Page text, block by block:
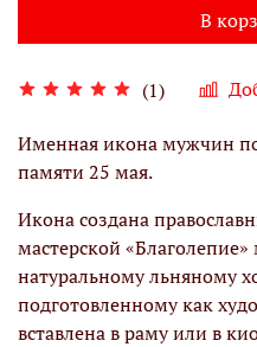
(1)
В
Именная икона мужчин
памяти 25 мая.
Икона создана
мастерской
натуральному льняному
подготовленному как
вставлена в раму или в